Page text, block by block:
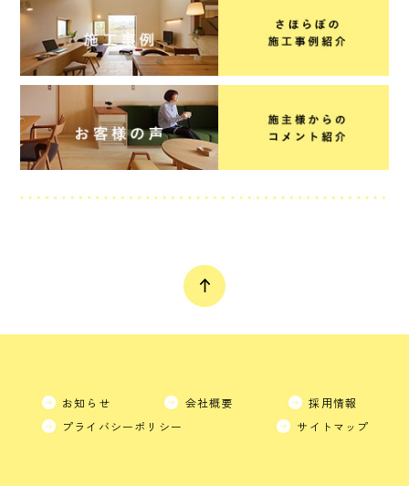
お知らせ 会社概要
採用情報
プライバシーポリシー
サイトマップ